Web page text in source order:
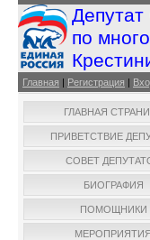
Депутат
по
Главная | Регистрация |
ГЛАВНАЯ
ПРИВЕТСТВИЕ
СОВЕТ
БИОГРАФИЯ
ПОМОЩНИКИ
МЕРОПРИЯТИЯ